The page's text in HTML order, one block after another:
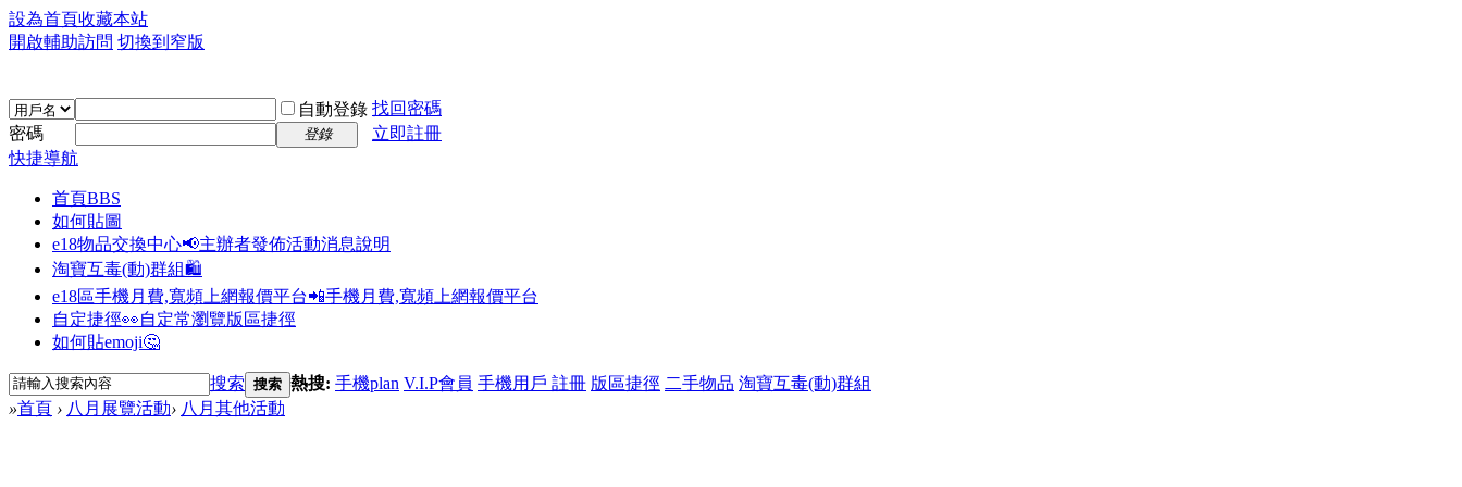
設為首頁收藏本站
開啟輔助訪問 切換到窄版
自動登錄 找回密碼
密碼
登錄
立即註冊
快捷導航
首頁BBS
如何貼圖
e18物品交換中心📢主辦者發佈活動消息說明
淘寶互毒(動)群組🛍️
e18區手機月費,寬頻上網報價平台📲手機月費,寬頻上網報價平台
自定捷徑👀自定常瀏覽版區捷徑
如何貼emoji🤔
搜索 搜索 熱搜: 手機plan V.I.P會員 手機用戶 註冊 版區捷徑 二手物品 淘寶互毒(動)群組
»首頁 › 八月展覽活動› 八月其他活動